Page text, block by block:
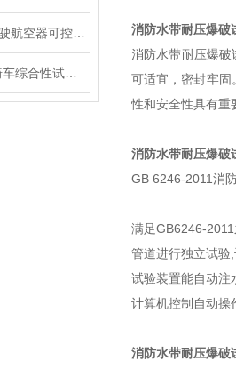
消防水带耐压爆破
消防水带耐压爆
可适宜，密封牢固
性和安全性具有重
消防水带耐压爆破
GB 6246-2011消
满足GB6246-
管道进行独立试验
试验装置能自动注
计算机控制自动操
消防水带耐压爆破